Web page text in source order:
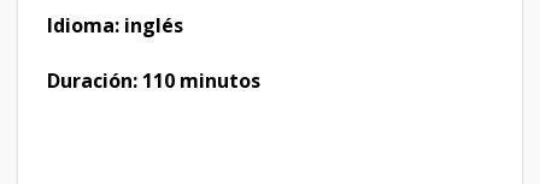
Idioma: inglés
Duración: 110 minutos